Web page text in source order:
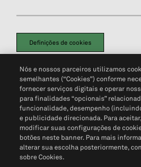
Definições de cookies
Política de PrivacidadePortal de privacidade
Não Venda Minhas Informações Pessoais©
Nós e nossos parceiros utilizamos
semelhantes (“Cookies”) conforme
fornecer serviços digitais e operar
para finalidades “opcionais”
funcionalidade, desempenho
e publicidade direcionada. Para
modificar suas configurações de
botões neste banner. Para mais
alterar sua escolha posteriormente,
sobre Cookies.